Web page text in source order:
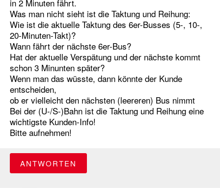
in 2 Minuten fährt.
Was man nicht sieht ist die Taktung und Reihung:
Wie ist die aktuelle Taktung des 6er-Busses (5-, 10-,
20-Minuten-Takt)?
Wann fährt der nächste 6er-Bus?
Hat der aktuelle Verspätung und der nächste kommt
schon 3 Minunten später?
Wenn man das wüsste, dann könnte der Kunde
entscheiden,
ob er vielleicht den nächsten (leereren) Bus nimmt
Bei der (U-/S-)Bahn ist die Taktung und Reihung eine
wichtigste Kunden-Info!
Bitte aufnehmen!
ANTWORTEN